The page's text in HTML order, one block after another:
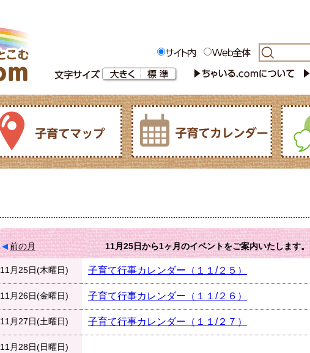
前の月 11月25日から1ヶ月のイベントをご案内いたします。
11月25日(木曜日) 子育て行事カレンダー（１１/２５）
11月26日(金曜日) 子育て行事カレンダー（１１/２６）
11月27日(土曜日) 子育て行事カレンダー（１１/２７）
11月28日(日曜日)